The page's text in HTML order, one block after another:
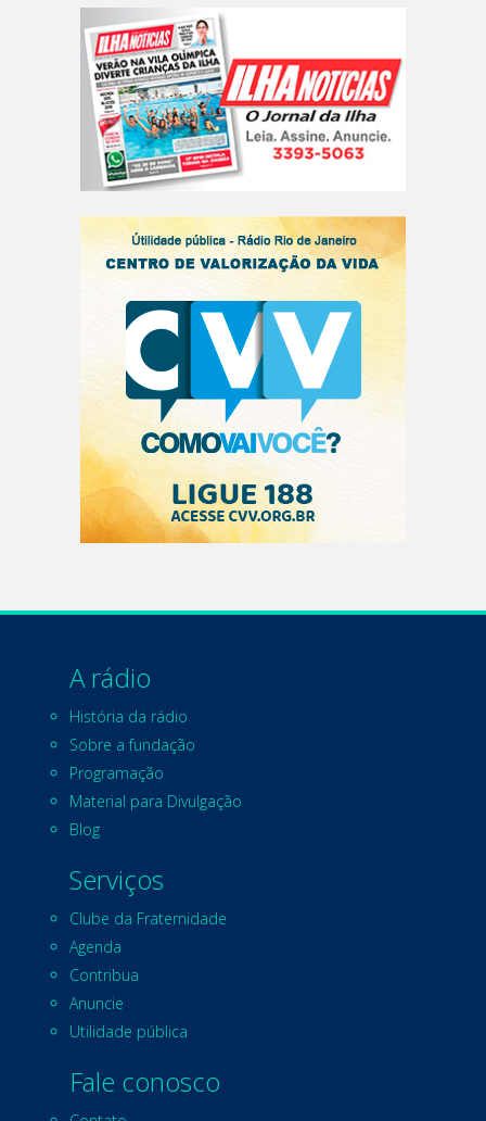
A rádio
História da rádio
Sobre a fundação
Programação
Material para Divulgação
Blog
Serviços
Clube da Fraternidade
Agenda
Contribua
Anuncie
Utilidade pública
Fale conosco